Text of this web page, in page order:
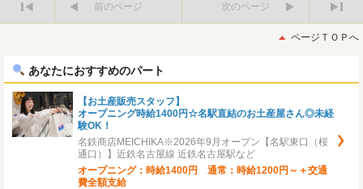
前のページ
次のページ
後
ページＴＯＰへ
あなたにおすすめのパート
【お土産販売スタッフ】
オープニング時給1400円☆名駅直結のお土産屋さん◎未経
験OK！
名鉄商店MEICHIKA※2026年9月オープン【名駅東口（桜
通口）】近鉄名古屋線 近鉄名古屋駅など
オープニング：時給1400円 通常：時給1200円～＋交通
費全額支給